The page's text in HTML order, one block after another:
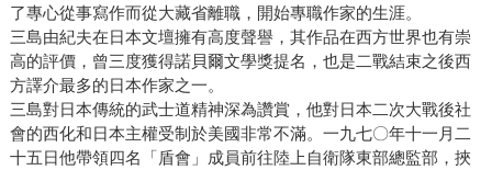
了專心從事寫作而從大藏省離職，開始專職作家的生涯。
三島由紀夫在日本文壇擁有高度聲譽，其作品在西方世界也有崇
高的評價，曾三度獲得諾貝爾文學獎提名，也是二戰結束之後西
方譯介最多的日本作家之一。
三島對日本傳統的武士道精神深為讚賞，他對日本二次大戰後社
會的西化和日本主權受制於美國非常不滿。一九七〇年十一月二
十五日他帶領四名「盾會」成員前往陸上自衛隊東部總監部，挾